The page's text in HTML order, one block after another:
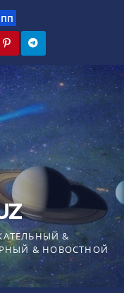
&
& НОВОСТНОЙ